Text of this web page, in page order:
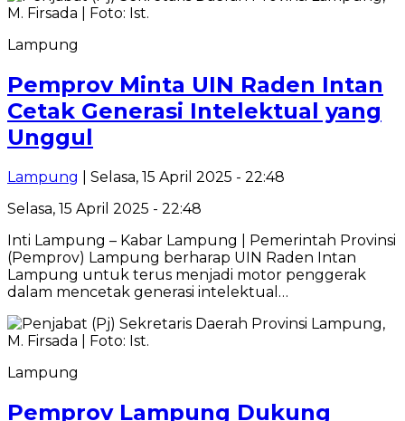
Lampung
Pemprov Minta UIN Raden Intan
Cetak Generasi Intelektual yang
Unggul
Lampung
| Selasa, 15 April 2025 - 22:48
Selasa, 15 April 2025 - 22:48
Inti Lampung – Kabar Lampung | Pemerintah Provinsi
(Pemprov) Lampung berharap UIN Raden Intan
Lampung untuk terus menjadi motor penggerak
dalam mencetak generasi intelektual…
Lampung
Pemprov Lampung Dukung